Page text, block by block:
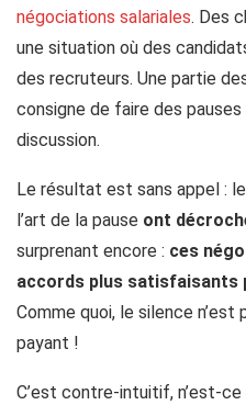
négociations salariales. Des
une situation où des
des recruteurs. Une partie
consigne de faire des
discussion.
Le résultat est sans appel :
l’art de la pause ont
surprenant encore : ces
accords plus satisfaisants
Comme quoi, le silence n’est
payant !
C’est contre-intuitif, n’est-